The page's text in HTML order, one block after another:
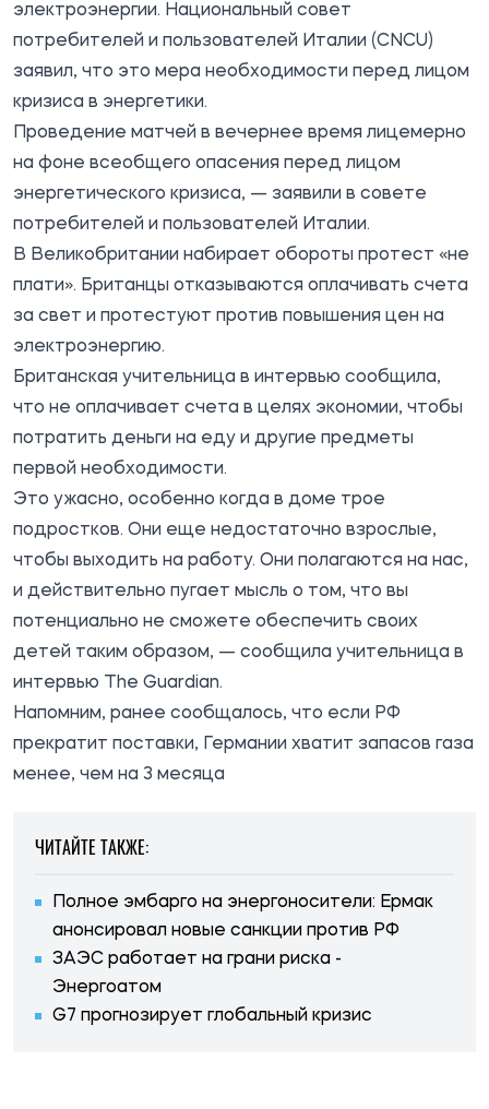
электроэнергии. Национальный совет
потребителей и пользователей Италии (CNCU)
заявил, что это мера необходимости перед лицом
кризиса в энергетики.
Проведение матчей в вечернее время лицемерно
на фоне всеобщего опасения перед лицом
энергетического кризиса, — заявили в совете
потребителей и пользователей Италии.
В Великобритании набирает обороты протест «не
плати». Британцы отказываются оплачивать счета
за свет и протестуют против повышения цен на
электроэнергию.
Британская учительница в интервью сообщила,
что не оплачивает счета в целях экономии, чтобы
потратить деньги на еду и другие предметы
первой необходимости.
Это ужасно, особенно когда в доме трое
подростков. Они еще недостаточно взрослые,
чтобы выходить на работу. Они полагаются на нас,
и действительно пугает мысль о том, что вы
потенциально не сможете обеспечить своих
детей таким образом, — сообщила учительница в
интервью The Guardian.
Напомним, ранее сообщалось, что если РФ
прекратит поставки, Германии хватит запасов газа
менее, чем на 3 месяца
ЧИТАЙТЕ ТАКЖЕ:
Полное эмбарго на энергоносители: Ермак
анонсировал новые санкции против РФ
ЗАЭС работает на грани риска -
Энергоатом
G7 прогнозирует глобальный кризис